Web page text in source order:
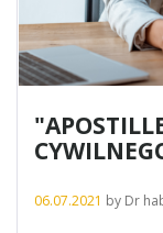
06.07.2021 by Dr